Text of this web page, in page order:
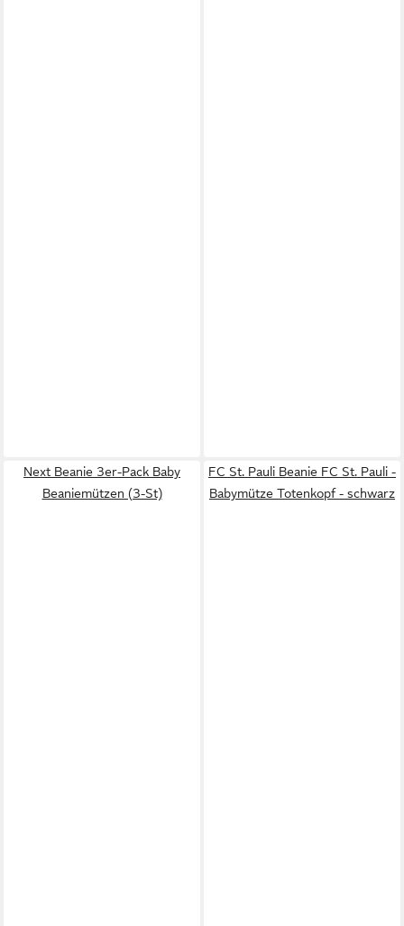
Next Beanie 3er-Pack Baby
Beaniemützen (3-St)
FC St. Pauli Beanie FC St. Pauli -
Babymütze Totenkopf - schwarz